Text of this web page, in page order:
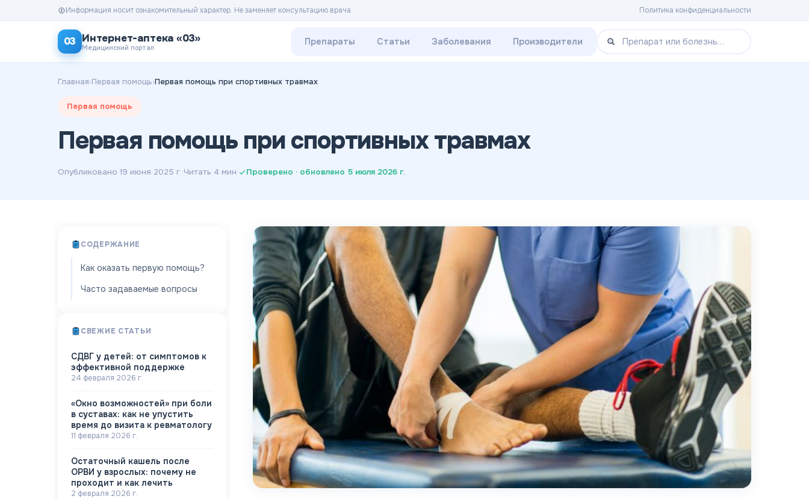
Политика конфиденциальности
Информация носит ознакомительный характер. Не заменяет консультацию врача.
03 Интернет-аптека «03»
Медицинский портал
Препараты Статьи Заболевания Производители
Главная›Первая помощь›Первая помощь при спортивных травмах
Первая помощь
Первая помощь при спортивных травмах
Опубликовано 19 июня 2025 г.·Читать 4 мин· Проверено · обновлено 5 июля 2026 г.
СОДЕРЖАНИЕ
Как оказать первую помощь?
Часто задаваемые вопросы
СВЕЖИЕ СТАТЬИ
СДВГ у детей: от симптомов к
эффективной поддержке
24 февраля 2026 г.
«Окно возможностей» при боли
в суставах: как не упустить
время до визита к ревматологу
11 февраля 2026 г.
Остаточный кашель после
ОРВИ у взрослых: почему не
проходит и как лечить
2 февраля 2026 г.